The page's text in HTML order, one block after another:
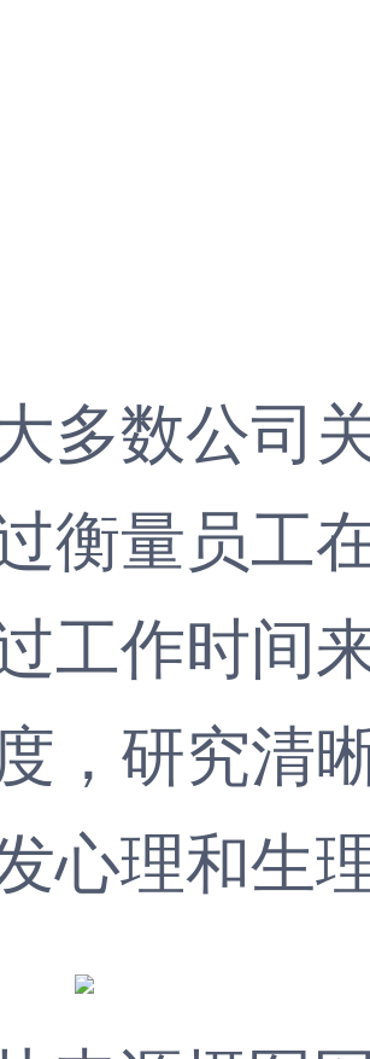
多数公司
衡量员工
工作时间
，研究清
理和生